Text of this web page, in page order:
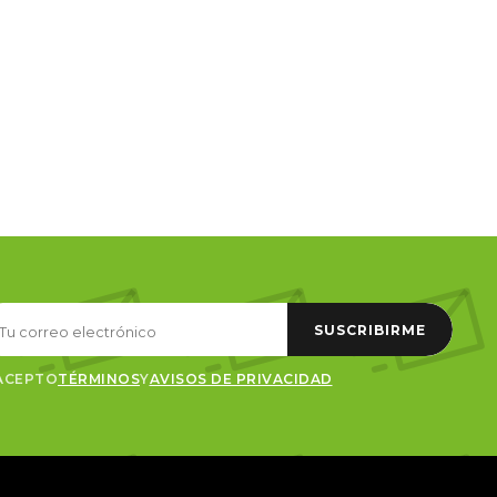
SUSCRIBIRME
TÉRMINOSYAVISOS DE PRIVACIDAD